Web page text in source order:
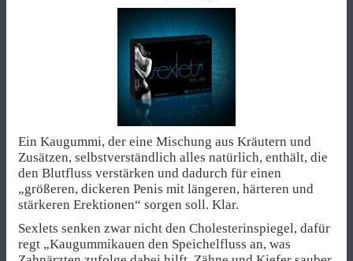
Ein Kaugummi, der eine Mischung aus Kräutern und
Zusätzen, selbstverständlich alles natürlich, enthält, die
den Blutfluss verstärken und dadurch für einen
„größeren, dickeren Penis mit längeren, härteren und
stärkeren Erektionen“ sorgen soll. Klar.
Sexlets senken zwar nicht den Cholesterinspiegel, dafür
regt „Kaugummikauen den Speichelfluss an, was